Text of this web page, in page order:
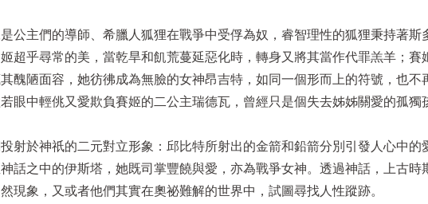
公主們的導師、希臘人狐狸在戰爭中受俘為奴，睿智理性的狐狸秉持著斯
超乎尋常的美，當乾旱和飢荒蔓延惡化時，轉身又將其當作代罪羔羊；賽
醜陋面容，她彷彿成為無臉的女神昂吉特，如同一個形而上的符號，也不
眼中輕佻又愛欺負賽姬的二公主瑞德瓦，曾經只是個失去姊姊關愛的孤獨
射於神祇的二元對立形象：邱比特所射出的金箭和鉛箭分別引發人心中的
話之中的伊斯塔，她既司掌豐饒與愛，亦為戰爭女神。透過神話，上古時
現象，又或者他們其實在奧祕難解的世界中，試圖尋找人性蹤跡。